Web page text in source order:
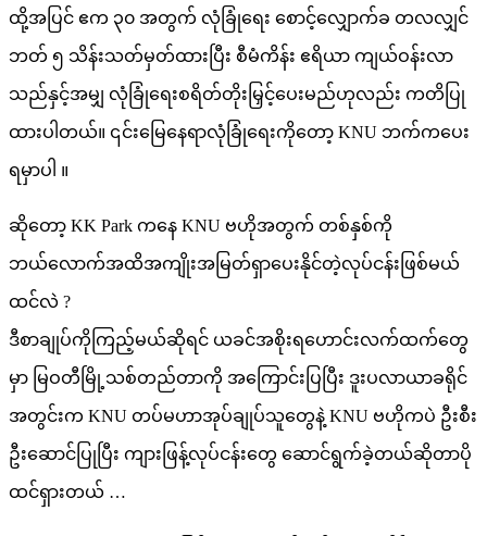
ထို့အပြင် ဧက ၃၀ အတွက် လုံခြုံရေး စောင့်လျှောက်ခ တလလျှင်
ဘတ် ၅ သိန်းသတ်မှတ်ထားပြီး စီမံကိန်း ဧရိယာ ကျယ်ဝန်းလာ
သည်နှင့်အမျှ လုံခြုံရေးစရိတ်တိုးမြှင့်ပေးမည်ဟုလည်း ကတိပြု
ထားပါတယ်။ ၎င်းမြေနေရာလုံခြုံရေးကိုတော့ KNU ဘက်ကပေး
ရမှာပါ ။
ဆိုတော့ KK Park ကနေ KNU ဗဟိုအတွက် တစ်နှစ်ကို
ဘယ်လောက်အထိအကျိုးအမြတ်ရှာပေးနိုင်တဲ့လုပ်ငန်းဖြစ်မယ်
ထင်လဲ ?
ဒီစာချုပ်ကိုကြည့်မယ်ဆိုရင် ယခင်အစိုးရဟောင်းလက်ထက်တွေ
မှာ မြဝတီမြို့သစ်တည်တာကို အကြောင်းပြပြီး ဒူးပလာယာခရိုင်
အတွင်းက KNU တပ်မဟာအုပ်ချုပ်သူတွေနဲ့ KNU ဗဟိုကပဲ ဦးစီး
ဦးဆောင်ပြုပြီး ကျားဖြန့်လုပ်ငန်းတွေ ဆောင်ရွက်ခဲ့တယ်ဆိုတာပို
ထင်ရှားတယ် …